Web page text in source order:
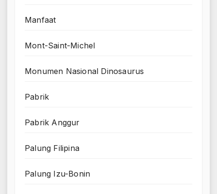
Manfaat
Mont-Saint-Michel
Monumen Nasional Dinosaurus
Pabrik
Pabrik Anggur
Palung Filipina
Palung Izu-Bonin